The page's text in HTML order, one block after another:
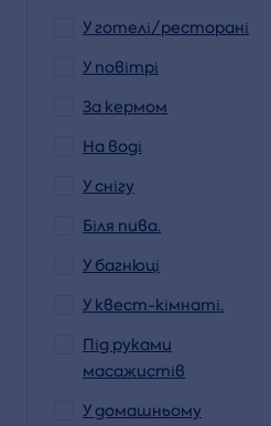
У готелі/ресторані
У повітрі
За кермом
На воді
У снігу
Біля пива.
У багнюці
У квест-кімнаті.
Під руками
масажистів
У домашньому